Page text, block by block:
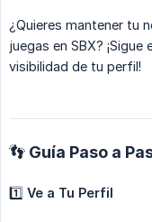
¿Quieres mantener tu
juegas en SBX?
visibilidad de tu perfil!
👣 Guía Paso a
1️⃣ Ve a Tu Perfil